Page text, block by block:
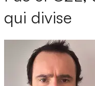
qui divise